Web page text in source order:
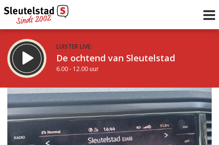
LUISTER LIVE:
De ochtend van Sleutelstad
6.00 - 12.00 uur
STRAKS:
De middag van Sleutelstad
12.00 - 17.00 uur
Vorig uur
uur 1 van 0 Volgend uur